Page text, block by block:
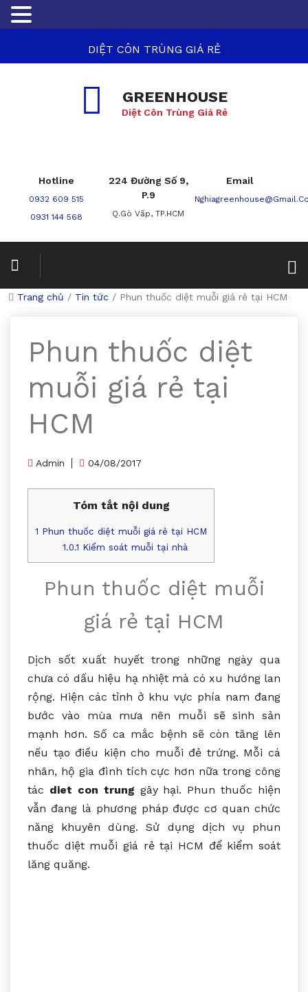
DIỆT CÔN TRÙNG GIÁ RẺ
GREENHOUSE
Diệt Côn Trùng Giá Rẻ
Hotline
0932 609 515
0931 144 568
224 Đường Số 9,
P.9
Q.Gò Vấp, TP.HCM
Email
Trang chủ / Tin tức / Phun thuốc diệt muỗi giá rẻ tại HCM
Phun thuốc diệt
muỗi giá rẻ tại
HCM
Admin 04/08/2017
Tóm tắt nội dung
1 Phun thuốc diệt muỗi giá rẻ tại HCM
1.0.1 Kiểm soát muỗi tại nhà
Phun thuốc diệt muỗi
giá rẻ tại HCM
Dịch sốt xuất huyết trong những ngày qua
chưa có dấu hiệu hạ nhiệt mà có xu hướng lan
rộng. Hiện các tỉnh ở khu vực phía nam đang
bước vào mùa mưa nên muỗi sẽ sinh sản
mạnh hơn. Số ca mắc bệnh sẽ còn tăng lên
nếu tạo điều kiện cho muỗi đẻ trứng. Mỗi cá
nhân, hộ gia đình tích cực hơn nữa trong công
tác diet con trung gây hại. Phun thuốc hiện
vẫn đang là phương pháp được cơ quan chức
năng khuyên dùng. Sử dụng dịch vụ phun
thuốc diệt muỗi giá rẻ tại HCM để kiểm soát
lăng quăng.